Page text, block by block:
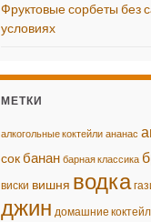
Фруктовые сорбеты без
условиях
МЕТКИ
алкогольные коктейли ананас
сокбанан барная классика
виски вишня водка
джин домашние